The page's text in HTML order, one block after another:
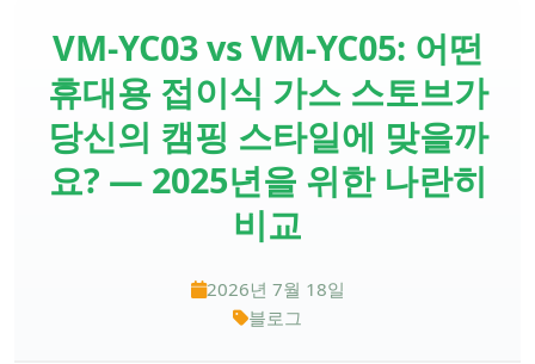
VM-YC03 vs VM-YC05: 어떤
휴대용 접이식 가스 스토브가
당신의 캠핑 스타일에 맞을까
요? — 2025년을 위한 나란히
비교
2026년 7월 18일
블로그